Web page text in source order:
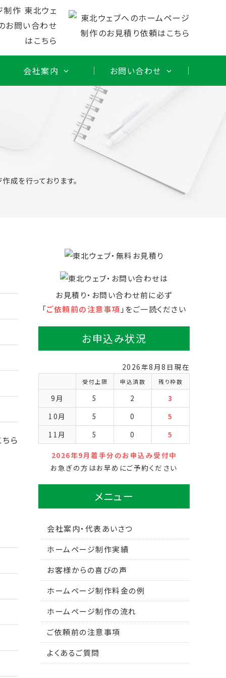
会社案内 お問い合わせ
を行っております。
ら
お見積り・お問い合わせ前に必ず
「ご依頼前の注意事項 」をご一読ください
お申込み状況
2026年8月8日現在
受付上限 申込済数 残り枠数
9月 5 2
3
10月
5 0
5
11月
5 0 5
2026年9月着手分のお申込み受付中
お急ぎの方はお早めにご予約ください
メニュー
会社案内・代表あいさつ
ホームページ制作実績
お客様からの喜びの声
ホームページ制作料金の例
ホームページ制作の流れ
ご依頼前の注意事項
よくあるご質問